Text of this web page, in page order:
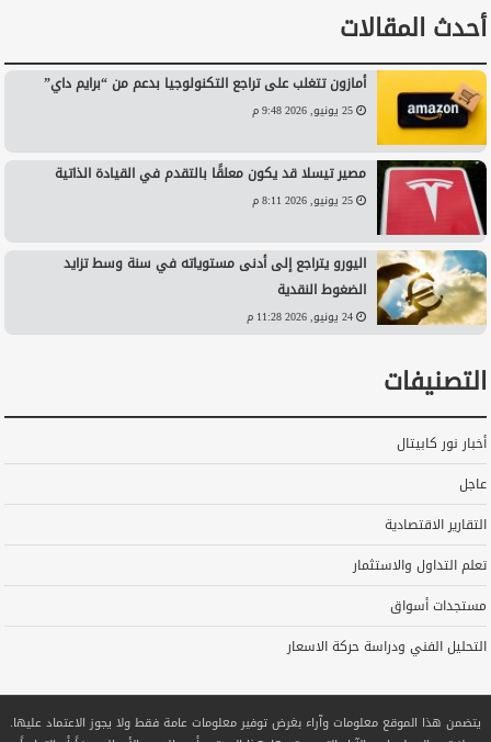
أحدث المقالات
أمازون تتغلب على تراجع التكنولوجيا بدعم من “برايم داي”
25 يونيو, 2026 9:48 م
مصير تيسلا قد يكون معلقًا بالتقدم في القيادة الذاتية
25 يونيو, 2026 8:11 م
اليورو يتراجع إلى أدنى مستوياته في سنة وسط تزايد
الضغوط النقدية
24 يونيو, 2026 11:28 م
التصنيفات
أخبار نور كابيتال
عاجل
التقارير الاقتصادية
تعلم التداول والاستثمار
مستجدات أسواق
التحليل الفني ودراسة حركة الاسعار
يتضمن هذا الموقع معلومات وآراء بغرض توفير معلومات عامة فقط ولا يجوز الاعتماد عليها.